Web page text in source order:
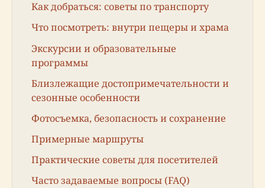
Как добраться: советы по транспорту
Что посмотреть: внутри пещеры и храма
Экскурсии и образовательные
программы
Близлежащие достопримечательности и
сезонные особенности
Фотосъемка, безопасность и сохранение
Примерные маршруты
Практические советы для посетителей
Часто задаваемые вопросы (FAQ)